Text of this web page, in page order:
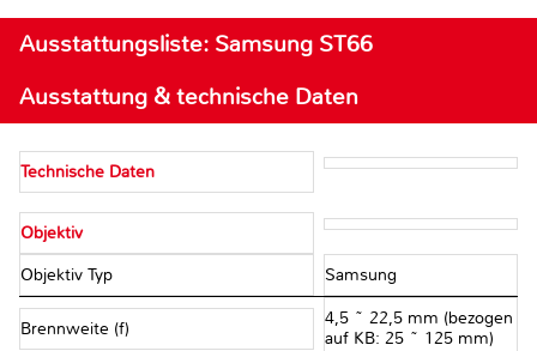
Ausstattungsliste: Samsung ST66
Ausstattung & technische Daten
Technische Daten
Objektiv
Objektiv Typ Samsung
Brennweite (f)
4,5 ~ 22,5 mm (bezogen
auf KB: 25 ~ 125 mm)